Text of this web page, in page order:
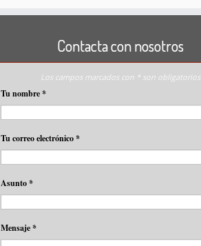
Contacta con nosotros
Los campos marcados con * son obligatorios
Tu nombre*
Tu correo electrónico*
Asunto*
Mensaje*